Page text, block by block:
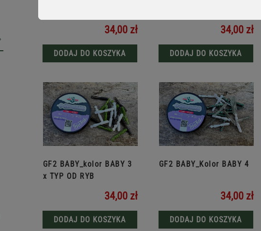
34,00 zł
DODAJ DO KOSZYKA
34,00 zł
DODAJ DO KOSZYKA
GF2 BABY_kolor BABY 3
x TYP OD RYB
34,00 zł
DODAJ DO KOSZYKA
GF2 BABY_Kolor BABY 4
34,00 zł
DODAJ DO KOSZYKA